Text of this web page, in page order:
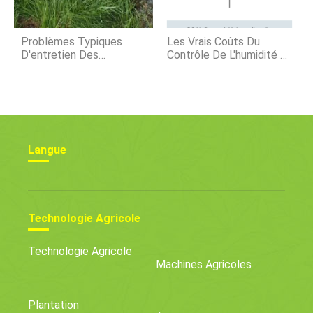
Problèmes Typiques
D'entretien Des
Les Vrais Coûts Du
Contrôle De L'humidité En
Langue
Technologie Agricole
Technologie Agricole
Machines Agricoles
Plantation